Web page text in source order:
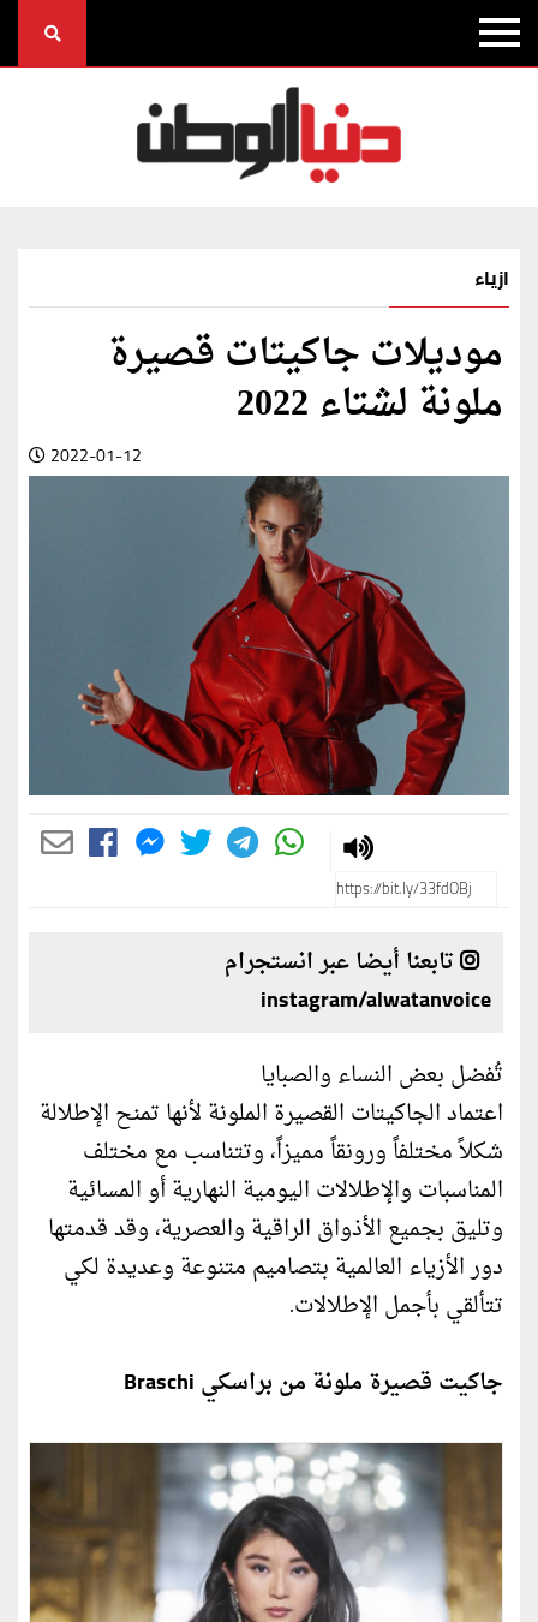
ازياء
موديلات جاكيتات قصيرة
ملونة لشتاء 2022
2022-01-12
تابعنا أيضا عبر انستجرام
instagram/alwatanvoice
تُفضل بعض النساء والصبايا
اعتماد الجاكيتات القصيرة الملونة لأنها تمنح الإطلالة
شكلاً مختلفاً ورونقاً مميزاً، وتتناسب مع مختلف
المناسبات والإطلالات اليومية النهارية أو المسائية
وتليق بجميع الأذواق الراقية والعصرية، وقد قدمتها
دور الأزياء العالمية بتصاميم متنوعة وعديدة لكي
تتألقي بأجمل الإطلالات.
جاكيت قصيرة ملونة من براسكي Braschi